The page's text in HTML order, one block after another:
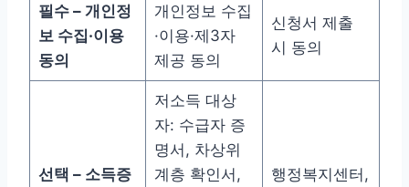
필수 – 개인정
보 수집·이용
동의
개인정보 수집
·이용·제3자
제공 동의
신청서 제출
시 동의
선택 – 소득증
저소득 대상
자: 수급자 증
명서, 차상위
계층 확인서,
행정복지센터,